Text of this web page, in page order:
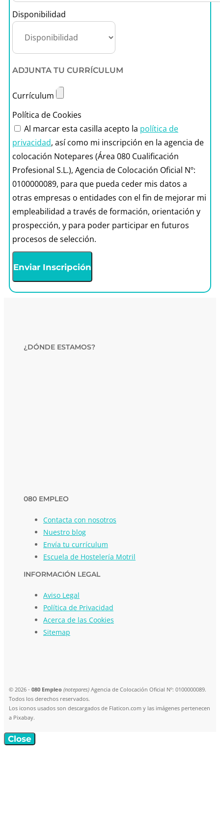
Disponibilidad
ADJUNTA TU CURRÍCULUM
Currículum
Política de Cookies
Al marcar esta casilla acepto la política de
privacidad, así como mi inscripción en la agencia de
colocación Notepares (Área 080 Cualificación
Profesional S.L.), Agencia de Colocación Oficial Nº:
0100000089, para que pueda ceder mis datos a
otras empresas o entidades con el fin de mejorar mi
empleabilidad a través de formación, orientación y
prospección, y para poder participar en futuros
procesos de selección.
Enviar Inscripción
¿DÓNDE ESTAMOS?
080 EMPLEO
Contacta con nosotros
Nuestro blog
Envía tu currículum
Escuela de Hostelería Motril
INFORMACIÓN LEGAL
Aviso Legal
Política de Privacidad
Acerca de las Cookies
Sitemap
© 2026 - 080 Empleo (notepares) Agencia de Colocación Oficial Nº: 0100000089.
Todos los derechos reservados.
Los iconos usados son descargados de Flaticon.com y las imágenes pertenecen
a Pixabay.
Close